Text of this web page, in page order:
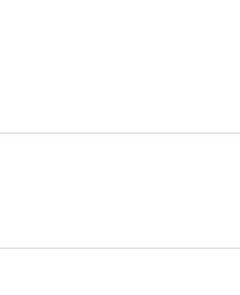
อจะซื้อกลับบ้าน เราก็มี
าศให้มีความสนุกกับการ